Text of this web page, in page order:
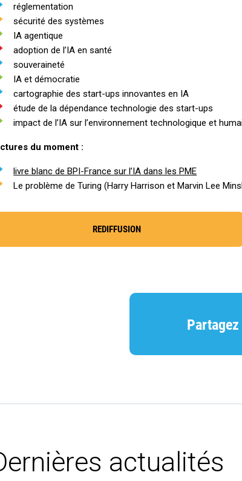
réglementation
sécurité des systèmes
IA agentique
adoption de l’IA en santé
souveraineté
IA et démocratie
cartographie des start-ups innovantes en IA
étude de la dépendance technologie des start-ups
impact de l’IA sur l’environnement technologique et
du moment :
livre blanc de BPI-France sur l’IA dans les PME
Le problème de Turing (Harry Harrison et Marvin Lee
REDIFFUSION
Partagez
actualités